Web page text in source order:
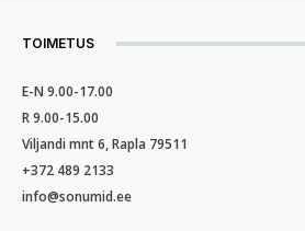
TOIMETUS
E-N 9.00-17.00
R 9.00-15.00
Viljandi mnt 6, Rapla 79511
+372 489 2133
info@sonumid.ee